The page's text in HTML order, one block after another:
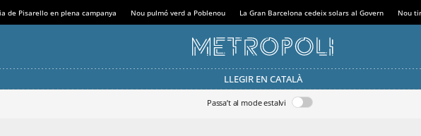
de Pisarello en plena campanya Nou pulmó verd a Poblenou La Gran Barcelona cedeix solars al Govern Nou
LLEGIR EN CATALÀ
Passa’t al mode estalvi